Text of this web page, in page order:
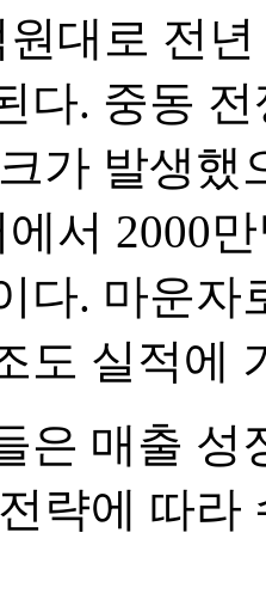
대로 전
다. 중동
가 발생했
서 2000
다. 마운자
도 실적에
은 매출 성
략에 따라